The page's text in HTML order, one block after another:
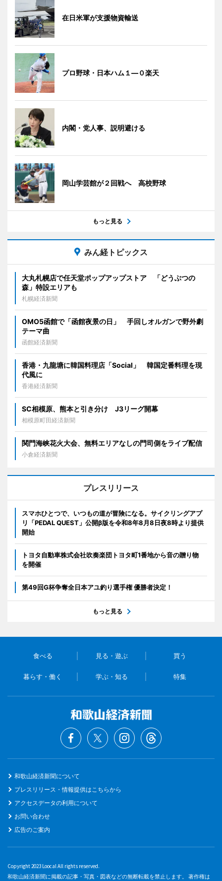
在日米軍が支援物資輸送
プロ野球・日本ハム１―０楽天
内閣・党人事、説明避ける
岡山学芸館が２回戦へ 高校野球
もっと見る
みん経トピックス
大丸札幌店で任天堂ポップアップストア 「どうぶつの
森」特設エリアも
札幌経済新聞
OMO5函館で「函館夜景の日」 手回しオルガンで野外劇
テーマ曲
函館経済新聞
香港・九龍塘に韓国料理店「Social」 韓国定番料理を現
代風に
香港経済新聞
SC相模原、熊本と引き分け J3リーグ開幕
相模原町田経済新聞
関門海峡花火大会、無料エリアなしの門司側をライブ配信
小倉経済新聞
プレスリリース
スマホひとつで、いつもの道が冒険になる。サイクリングアプ
リ「PEDAL QUEST」公開β版を令和8年8月8日夜8時より提供
開始
トヨタ自動車株式会社吹奏楽団トヨタ町1番地から音の贈り物
を開催
第49回G杯争奪全日本アユ釣り選手権 優勝者決定！
もっと見る
食べる 見る・遊ぶ 買う
暮らす・働く 学ぶ・知る 特集
和歌山経済新聞について
プレスリリース・情報提供はこちらから
アクセスデータの利用について
お問い合わせ
広告のご案内
Copyright 2023 Loocal All rights reserved.
和歌山経済新聞に掲載の記事・写真・図表などの無断転載を禁止します。 著作権は